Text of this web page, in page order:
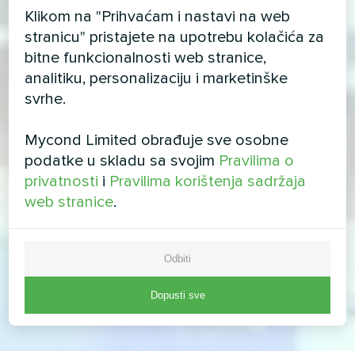
Klikom na "Prihvaćam i nastavi na web
stranicu" pristajete na upotrebu kolačića za
bitne funkcionalnosti web stranice,
analitiku, personalizaciju i marketinške
svrhe.
Mycond Limited obrađuje sve osobne
podatke u skladu sa svojim Pravilima o
privatnosti i Pravilima korištenja sadržaja
web stranice.
Odbiti
Dopusti sve